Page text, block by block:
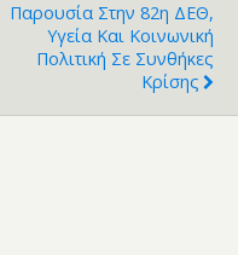
Παρουσία Στην 82η ΔΕΘ,
Υγεία Και Κοινωνική
Πολιτική Σε Συνθήκες
Κρίσης